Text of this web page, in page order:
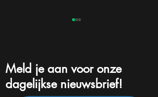
Meld je aan voor onze
dagelijkse nieuwsbrief!